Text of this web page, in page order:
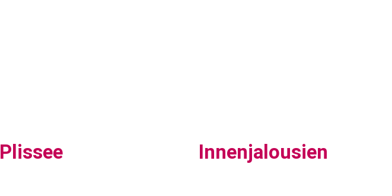
Plissee Innenjalousien